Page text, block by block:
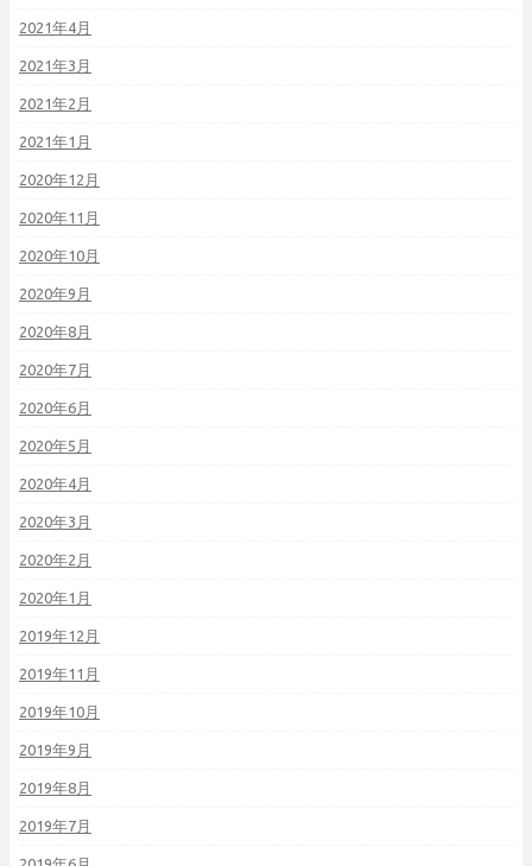
2021年4月
2021年3月
2021年2月
2021年1月
2020年12月
2020年11月
2020年10月
2020年9月
2020年8月
2020年7月
2020年6月
2020年5月
2020年4月
2020年3月
2020年2月
2020年1月
2019年12月
2019年11月
2019年10月
2019年9月
2019年8月
2019年7月